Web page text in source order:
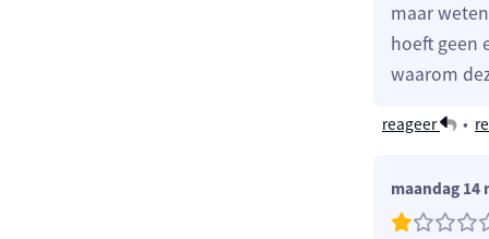
maar
hoeft geen
waarom
reageer •
maandag 14